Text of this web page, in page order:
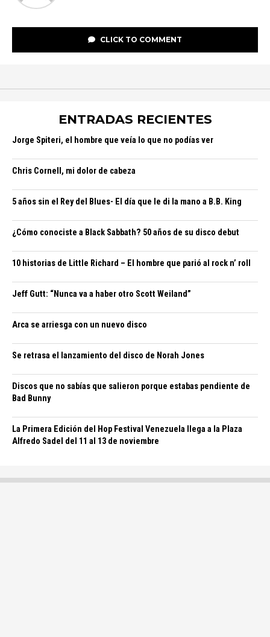
CLICK TO COMMENT
ENTRADAS RECIENTES
Jorge Spiteri, el hombre que veía lo que no podías ver
Chris Cornell, mi dolor de cabeza
5 años sin el Rey del Blues- El día que le di la mano a B.B. King
¿Cómo conociste a Black Sabbath? 50 años de su disco debut
10 historias de Little Richard – El hombre que parió al rock n’ roll
Jeff Gutt: “Nunca va a haber otro Scott Weiland”
Arca se arriesga con un nuevo disco
Se retrasa el lanzamiento del disco de Norah Jones
Discos que no sabías que salieron porque estabas pendiente de
Bad Bunny
La Primera Edición del Hop Festival Venezuela llega a la Plaza
Alfredo Sadel del 11 al 13 de noviembre